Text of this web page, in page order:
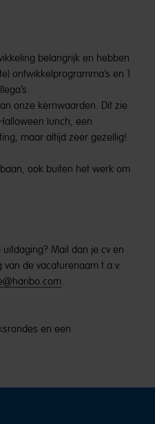
belangrijk en hebben
ontwikkelprogramma’s en 1
onze kernwaarden. Dit zie
lunch, een
maar altijd zeer gezellig!
ook buiten het werk om
Mail dan je cv en
de vacaturenaam t.a.v.
en een